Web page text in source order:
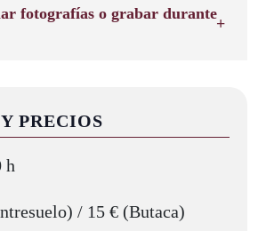
fotografías o grabar durante
PRECIOS
h
/ 15 € (Butaca)